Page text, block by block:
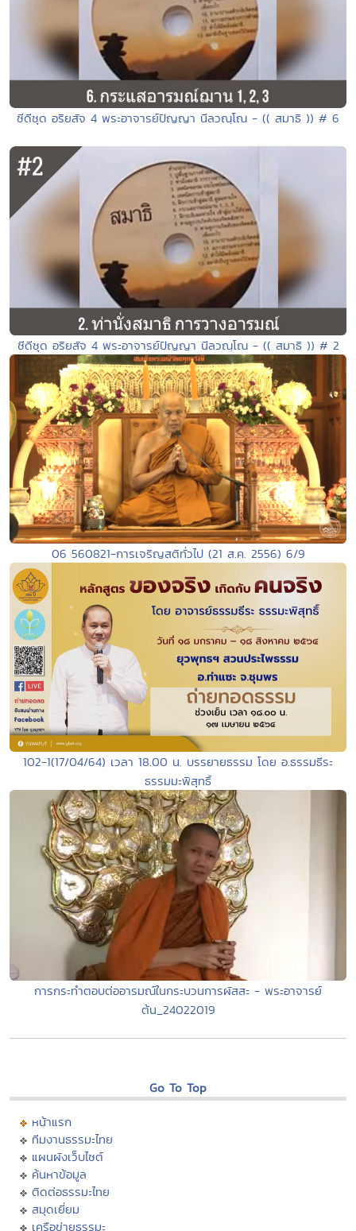
ซีดีชุด อริยสัจ 4 พระอาจารย์ปัญญา นีลวณฺโณ - (( สมาธิ )) # 6
ซีดีชุด อริยสัจ 4 พระอาจารย์ปัญญา นีลวณฺโณ - (( สมาธิ )) # 2
06 560821-การเจริญสติทั่วไป (21 ส.ค. 2556) 6/9
102-1(17/04/64) เวลา 18.00 น. บรรยายธรรม โดย อ.ธรรมธีระ
ธรรมมะพิสุทธิ์
การกระทำตอบต่ออารมณ์ในกระบวนการผัสสะ - พระอาจารย์
ต้น_24022019
Go To Top
หน้าแรก
ทีมงานธรรมะไทย
แผนผังเว็บไซต์
ค้นหาข้อมูล
ติดต่อธรรมะไทย
สมุดเยี่ยม
เครือข่ายธรรมะ